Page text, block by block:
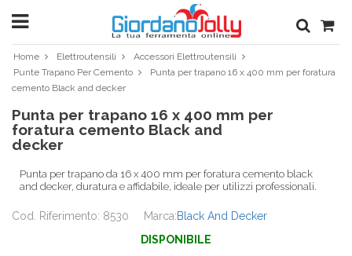
Home Elettroutensili
Accessori Elettroutensili
Punte Trapano Per Cemento
Punta per trapano 16 x 400 mm per foratura
cemento Black and decker
Punta per trapano 16 x 400 mm per
foratura cemento Black and
decker
Punta per trapano da 16 x 400 mm per foratura cemento black
and decker, duratura e affidabile, ideale per utilizzi professionali.
Cod. Riferimento: 8530 Marca:Black And Decker
DISPONIBILE